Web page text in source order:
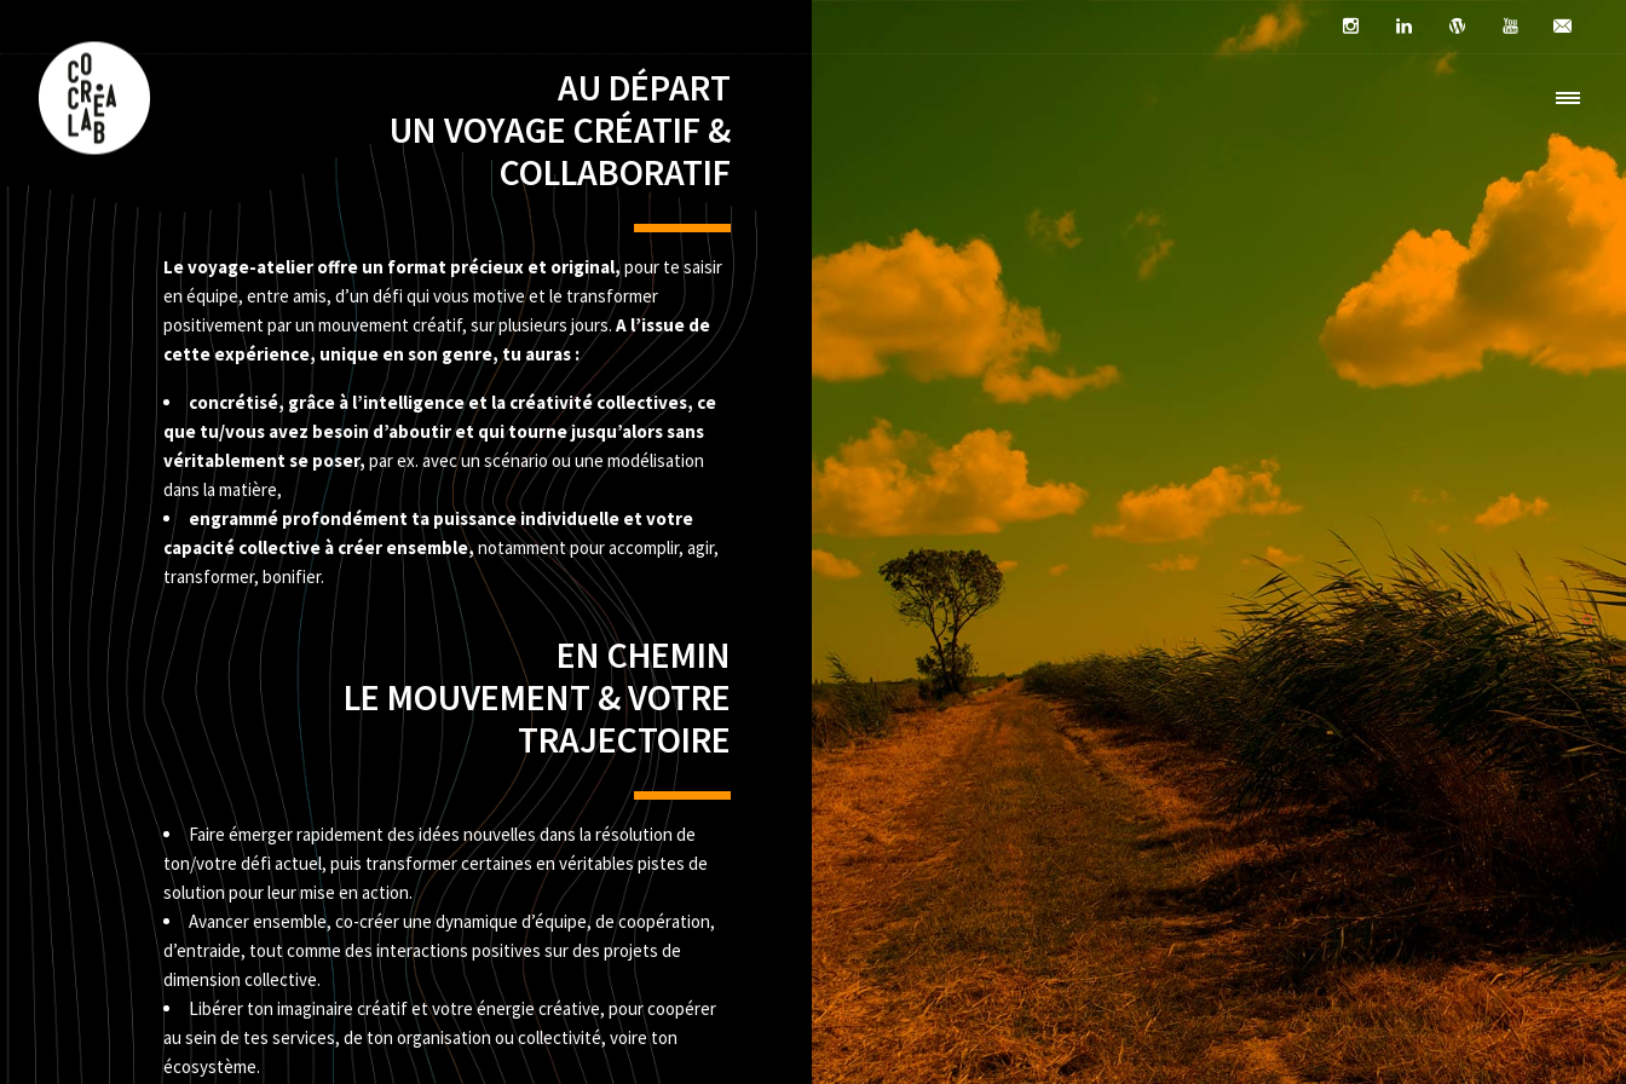
AU DÉPART
UN VOYAGE CRÉATIF &
COLLABORATIF
Le voyage-atelier offre un format précieux et original,pour te saisir
en équipe, entre amis, d’un défi qui vous motive et le transformer
positivement par un mouvement créatif, sur plusieurs jours.A l’issue de
cette expérience, unique en son genre, tu auras :
concrétisé, grâce à l’intelligence et la créativité collectives, ce
que tu/vous avez besoin d’aboutir et qui tourne jusqu’alors sans
véritablement se poser, par ex. avec un scénario ou une modélisation
dans la matière,
engrammé profondément ta puissance individuelle et votre
capacité collective à créer ensemble, notamment pour accomplir, agir,
transformer, bonifier.
EN CHEMIN
LE MOUVEMENT & VOTRE
TRAJECTOIRE
Faire émerger rapidement des idées nouvelles dans la résolution de
ton/votre défi actuel, puis transformer certaines en véritables pistes de
solution pour leur mise en action.
Avancer ensemble, co-créer une dynamique d’équipe, de coopération,
d’entraide, tout comme des interactions positives sur des projets de
dimension collective.
Libérer ton imaginaire créatif et votre énergie créative, pour coopérer
au sein de tes services, de ton organisation ou collectivité, voire ton
écosystème.